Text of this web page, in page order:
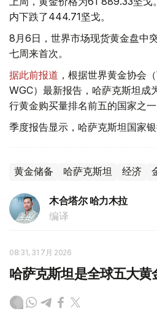
内下跌了444.71坚戈。
8月6日，世界市场现货黄金盘中
七周来首次。
据此前报道 ，根据世界黄金协会
WGC）最新报告，哈萨克斯坦成
行黄金购买量排名前五的国家之一
季度报告显示，哈萨克斯坦国家银
黄金储备 哈萨克斯坦 经济
木合塔尔 哈力木拉
编译
08:31, 31 7月 2026
哈萨克斯坦是全球五大黄